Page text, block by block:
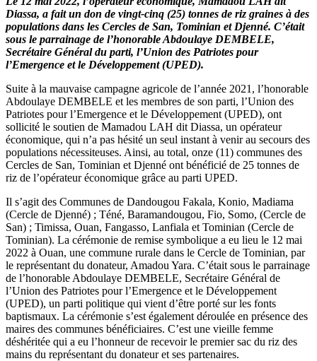
Diassa, a fait un don de vingt-cinq (25) tonnes de riz graines à des
populations dans les Cercles de San, Tominian et Djenné. C’était
sous le parrainage de l’honorable Abdoulaye DEMBELE,
Secrétaire Général du parti, l’Union des Patriotes pour
l’Emergence et le Développement (UPED).
Suite à la mauvaise campagne agricole de l’année 2021, l’honorable
Abdoulaye DEMBELE et les membres de son parti, l’Union des
Patriotes pour l’Emergence et le Développement (UPED), ont
sollicité le soutien de Mamadou LAH dit Diassa, un opérateur
économique, qui n’a pas hésité un seul instant à venir au secours des
populations nécessiteuses. Ainsi, au total, onze (11) communes des
Cercles de San, Tominian et Djenné ont bénéficié de 25 tonnes de
riz de l’opérateur économique grâce au parti UPED.
Il s’agit des Communes de Dandougou Fakala, Konio, Madiama
(Cercle de Djenné) ; Téné, Baramandougou, Fio, Somo, (Cercle de
San) ; Timissa, Ouan, Fangasso, Lanfiala et Tominian (Cercle de
Tominian). La cérémonie de remise symbolique a eu lieu le 12 mai
2022 à Ouan, une commune rurale dans le Cercle de Tominian, par
le représentant du donateur, Amadou Yara. C’était sous le parrainage
de l’honorable Abdoulaye DEMBELE, Secrétaire Général de
l’Union des Patriotes pour l’Emergence et le Développement
(UPED), un parti politique qui vient d’être porté sur les fonts
baptismaux. La cérémonie s’est également déroulée en présence des
maires des communes bénéficiaires. C’est une vieille femme
déshéritée qui a eu l’honneur de recevoir le premier sac du riz des
mains du représentant du donateur et ses partenaires.